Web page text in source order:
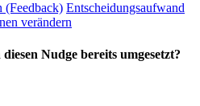
(Feedback) Entscheidungsaufwand
verändern
Nudge bereits umgesetzt?